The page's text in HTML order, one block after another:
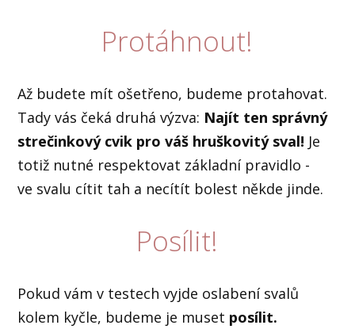
Protáhnout!
Až budete mít ošetřeno, budeme protahovat.
Tady vás čeká druhá výzva: Najít ten správný
strečinkový cvik pro váš hruškovitý sval! Je
totiž nutné respektovat základní pravidlo -
ve svalu cítit tah a necítít bolest někde jinde.
Posílit!
Pokud vám v testech vyjde oslabení svalů
kolem kyčle, budeme je muset posílit.